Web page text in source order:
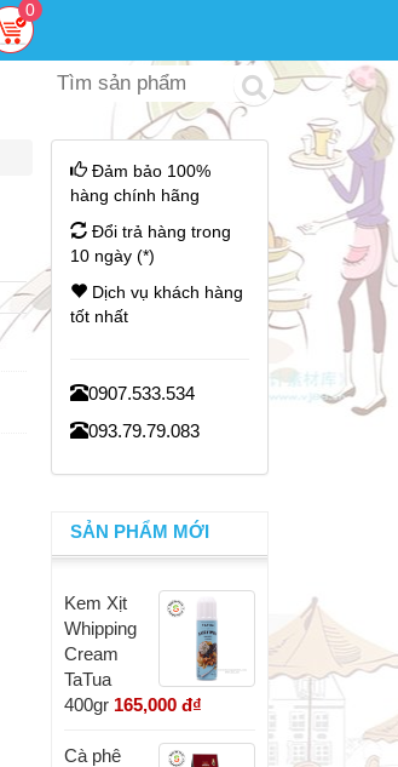
0
Đảm bảo 100%
hàng chính hãng
Đổi trả hàng trong
10 ngày (*)
Dịch vụ khách hàng
tốt nhất
0907.533.534
093.79.79.083
SẢN PHẨM MỚI
Kem Xịt
Whipping
Cream
TaTua
400gr 165,000 đ₫
Cà phê